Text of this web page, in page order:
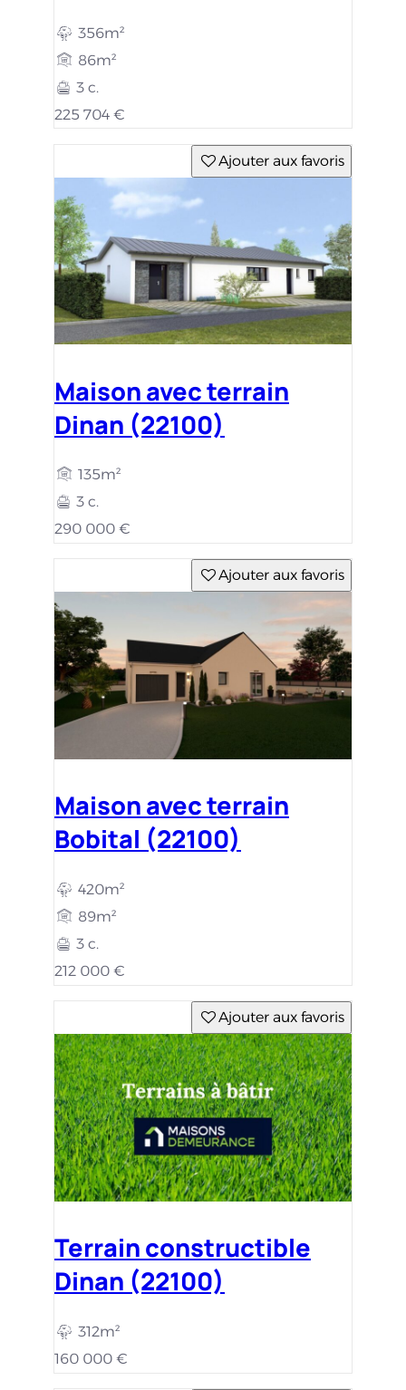
356m²
86m²
3 c.
225 704 €
Ajouter aux favoris
Maison avec terrain
Dinan (22100)
135m²
3 c.
290 000 €
Ajouter aux favoris
Maison avec terrain
Bobital (22100)
420m²
89m²
3 c.
212 000 €
Ajouter aux favoris
Terrain constructible
Dinan (22100)
312m²
160 000 €